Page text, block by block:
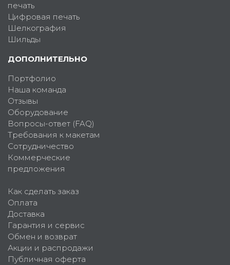
печать
Цифровая печать
Шелкография
Шильды
ДОПОЛНИТЕЛЬНО
Портфолио
Наша команда
Отзывы
Оборудование
Вопросы-ответ (FAQ)
Требования к макетам
Сотрудничество
Коммерческие
предложения
Как сделать заказ
Оплата
Доставка
Гарантия и сервис
Обмен и возврат
Акции и распродажи
Публичная оферта